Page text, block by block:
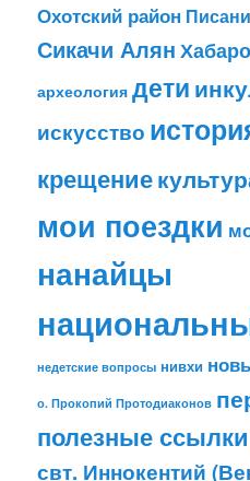
Охотский район
Сикачи Алян
археология дети
искусство
крещение
мои поездки
нанайцы
недетские вопросы нивхи
о. Прокопий Протодиаконов
полезные ссылки
свт. Иннокентий